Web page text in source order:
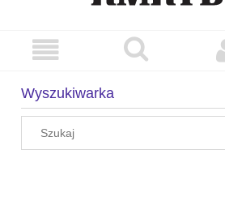
Wyszukiwarka